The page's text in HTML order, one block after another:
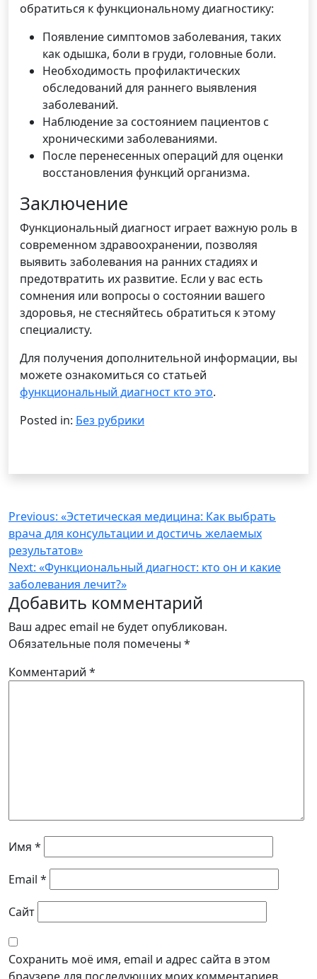
обратиться к функциональному диагностику:
Появление симптомов заболевания, таких
как одышка, боли в груди, головные боли.
Необходимость профилактических
обследований для раннего выявления
заболеваний.
Наблюдение за состоянием пациентов с
хроническими заболеваниями.
После перенесенных операций для оценки
восстановления функций организма.
Заключение
Функциональный диагност играет важную роль в
современном здравоохранении, позволяя
выявить заболевания на ранних стадиях и
предотвратить их развитие. Если у вас есть
сомнения или вопросы о состоянии вашего
здоровья, не стесняйтесь обратиться к этому
специалисту.
Для получения дополнительной информации, вы
можете ознакомиться со статьей
функциональный диагност кто это.
Posted in: Без рубрики
Навигация
по
записям
Previous: «Эстетическая медицина: Как выбрать
врача для консультации и достичь желаемых
результатов»
Next: «Функциональный диагност: кто он и какие
заболевания лечит?»
Добавить комментарий
Ваш адрес email не будет опубликован.
Обязательные поля помечены *
Комментарий *
Имя *
Email *
Сайт
Сохранить моё имя, email и адрес сайта в этом